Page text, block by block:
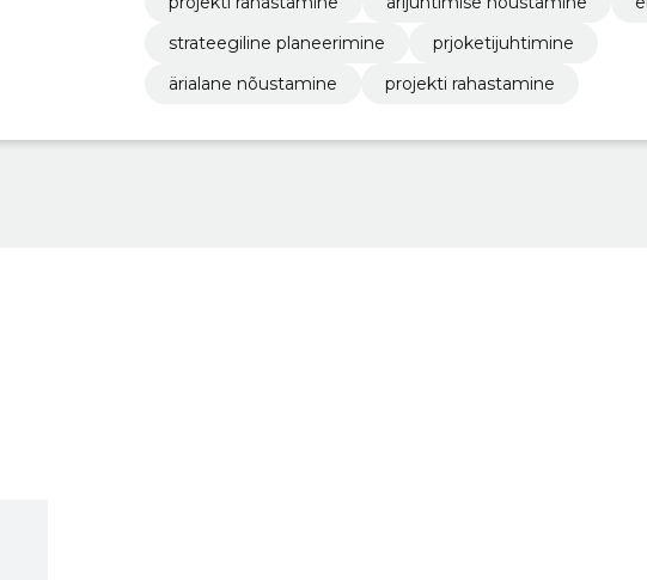
strateegiline planeerimine
prjoketijuhtimine
ärialane nõustamine
projekti rahastamine